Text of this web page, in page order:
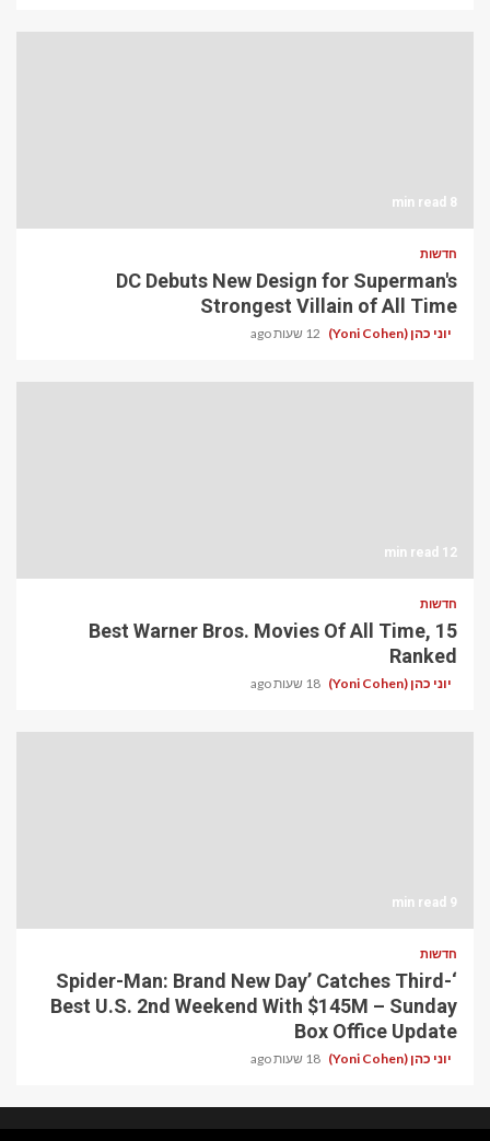
8 min read
חדשות
DC Debuts New Design for Superman's
Strongest Villain of All Time
יוני כהן (Yoni Cohen) 12 שעות ago
12 min read
חדשות
15 Best Warner Bros. Movies Of All Time,
Ranked
יוני כהן (Yoni Cohen) 18 שעות ago
9 min read
חדשות
‘Spider-Man: Brand New Day’ Catches Third-
Best U.S. 2nd Weekend With $145M – Sunday
Box Office Update
יוני כהן (Yoni Cohen) 18 שעות ago